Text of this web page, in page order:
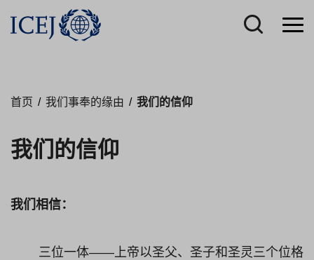
首页 / 我们事奉的缘由 / 我们的信仰
我们的信仰
我们相信：
三位一体——上帝以圣父、圣子和圣灵三个位格